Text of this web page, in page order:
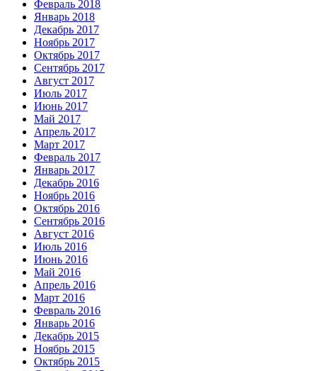
Февраль 2018
Январь 2018
Декабрь 2017
Ноябрь 2017
Октябрь 2017
Сентябрь 2017
Август 2017
Июль 2017
Июнь 2017
Май 2017
Апрель 2017
Март 2017
Февраль 2017
Январь 2017
Декабрь 2016
Ноябрь 2016
Октябрь 2016
Сентябрь 2016
Август 2016
Июль 2016
Июнь 2016
Май 2016
Апрель 2016
Март 2016
Февраль 2016
Январь 2016
Декабрь 2015
Ноябрь 2015
Октябрь 2015